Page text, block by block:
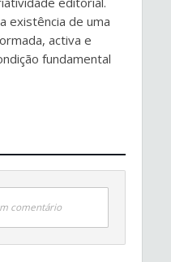
existência de uma
activa e
fundamental
comentário